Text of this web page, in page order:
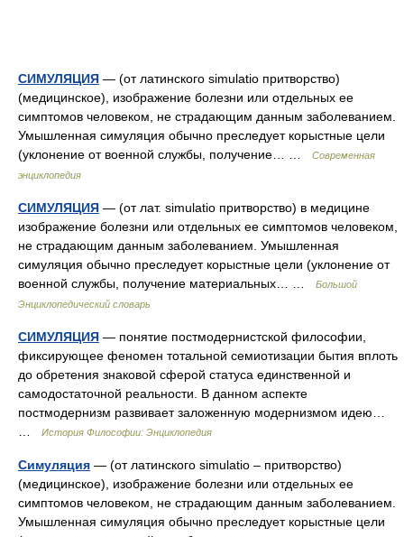
СИМУЛЯЦИЯ — (от латинского simulatio притворство)
(медицинское), изображение болезни или отдельных ее
симптомов человеком, не страдающим данным заболеванием.
Умышленная симуляция обычно преследует корыстные цели
(уклонение от военной службы, получение… …
Современная
энциклопедия
СИМУЛЯЦИЯ — (от лат. simulatio притворство) в медицине
изображение болезни или отдельных ее симптомов человеком,
не страдающим данным заболеванием. Умышленная
симуляция обычно преследует корыстные цели (уклонение от
военной службы, получение материальных… …
Большой
Энциклопедический словарь
СИМУЛЯЦИЯ — понятие постмодернистской философии,
фиксирующее феномен тотальной семиотизации бытия вплоть
до обретения знаковой сферой статуса единственной и
самодостаточной реальности. В данном аспекте
постмодернизм развивает заложенную модернизмом идею…
История Философии: Энциклопедия
Симуляция — (от латинского simulatio – притворство)
(медицинское), изображение болезни или отдельных ее
симптомов человеком, не страдающим данным заболеванием.
Умышленная симуляция обычно преследует корыстные цели